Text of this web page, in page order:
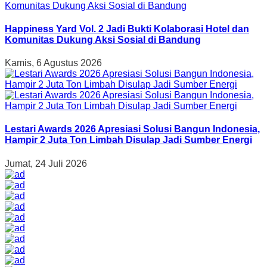
Happiness Yard Vol. 2 Jadi Bukti Kolaborasi Hotel dan
Komunitas Dukung Aksi Sosial di Bandung
Kamis, 6 Agustus 2026
Lestari Awards 2026 Apresiasi Solusi Bangun Indonesia,
Hampir 2 Juta Ton Limbah Disulap Jadi Sumber Energi
Jumat, 24 Juli 2026